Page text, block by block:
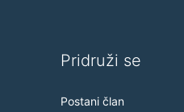
Pridruži se
Postani član